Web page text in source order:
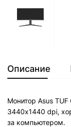
Описание
Монитор Asus
3440x1440 dpi,
за компьютером.